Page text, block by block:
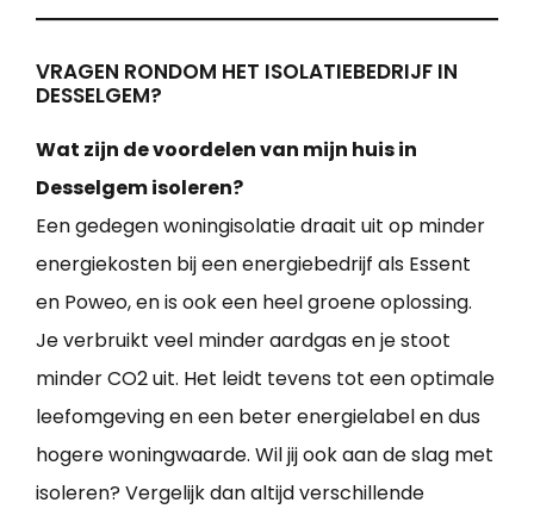
VRAGEN RONDOM HET ISOLATIEBEDRIJF IN
DESSELGEM?
Wat zijn de voordelen van mijn huis in
Desselgem isoleren?
Een gedegen woningisolatie draait uit op minder
energiekosten bij een energiebedrijf als Essent
en Poweo, en is ook een heel groene oplossing.
Je verbruikt veel minder aardgas en je stoot
minder CO2 uit. Het leidt tevens tot een optimale
leefomgeving en een beter energielabel en dus
hogere woningwaarde. Wil jij ook aan de slag met
isoleren? Vergelijk dan altijd verschillende